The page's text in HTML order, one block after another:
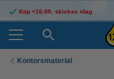
Köp <16:00, skickas idag
Kontorsmaterial